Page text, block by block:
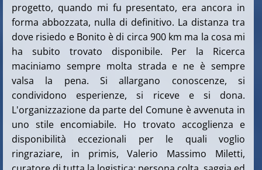
progetto, quando mi fu presentato, era ancora in
forma abbozzata, nulla di definitivo. La distanza tra
dove risiedo e Bonito è di circa 900 km ma la cosa mi
ha subito trovato disponibile. Per la Ricerca
maciniamo sempre molta strada e ne è sempre
valsa la pena. Si allargano conoscenze, si
condividono esperienze, si riceve e si dona.
L'organizzazione da parte del Comune è avvenuta in
uno stile encomiabile. Ho trovato accoglienza e
disponibilità eccezionali per le quali voglio
ringraziare, in primis, Valerio Massimo Miletti,